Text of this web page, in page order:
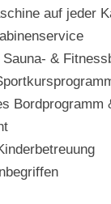
auf jeder
&
Bordprogramm